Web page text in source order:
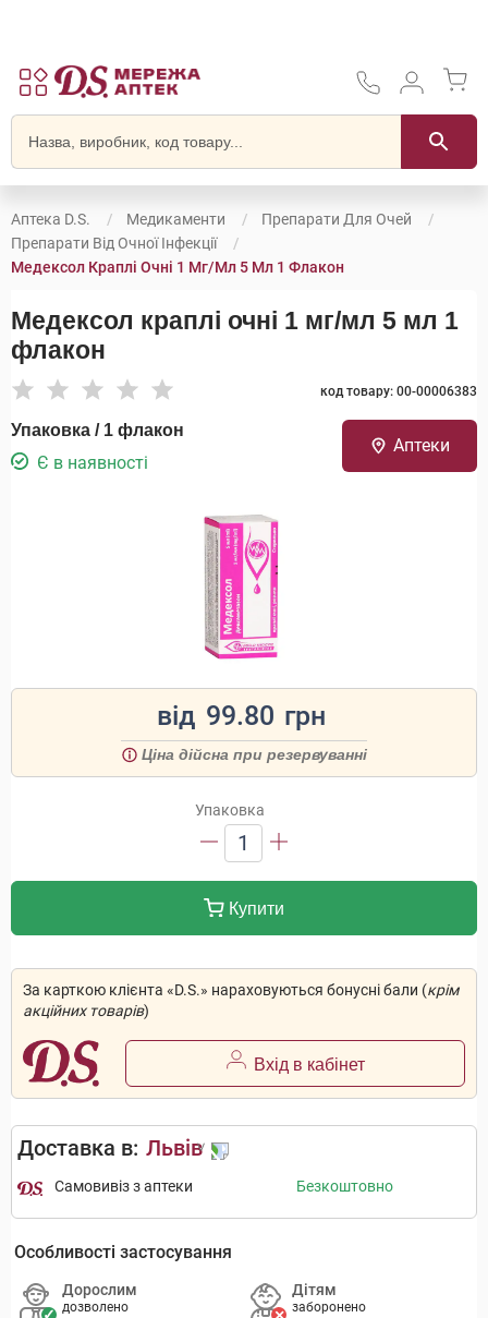
Аптека D.S. Медикаменти
Препарати Для Очей
Препарати Від Очної Інфекції
Медексол Краплі Очні 1 Мг/мл 5 Мл 1 Флакон
Медексол краплі очні 1 мг/мл 5 мл 1
флакон
код товару: 00-00006383
Упаковка / 1 флакон
Є в наявності
Аптеки
від 99.80 грн
Ціна дійсна при резервуванні
Упаковка
1
Купити
За карткою клієнта «D.S.» нараховуються бонусні бали (крім
акційних товарів)
Вхід в кабінет
Доставка в: Львів
Самовивіз з аптеки Безкоштовно
Особливості застосування
Дорослим
дозволено
Дітям
заборонено